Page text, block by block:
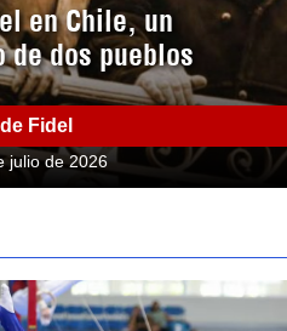
en Chile, un
de dos pueblos
Fidel
julio de 2026